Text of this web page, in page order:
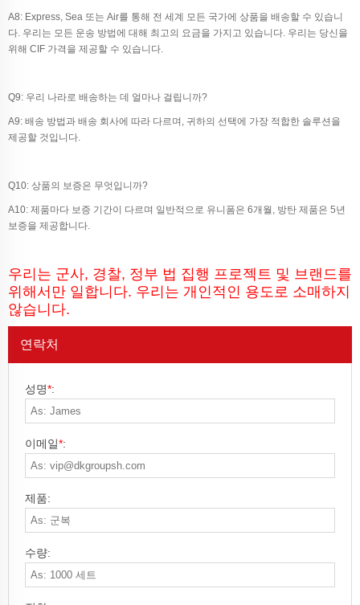
A8: Express, Sea 또는 Air를 통해 전 세계 모든 국가에 상품을 배송할 수 있습니
다. 우리는 모든 운송 방법에 대해 최고의 요금을 가지고 있습니다. 우리는 당신을
위해 CIF 가격을 제공할 수 있습니다.
Q9: 우리 나라로 배송하는 데 얼마나 걸립니까?
A9: 배송 방법과 배송 회사에 따라 다르며, 귀하의 선택에 가장 적합한 솔루션을
제공할 것입니다.
Q10: 상품의 보증은 무엇입니까?
A10: 제품마다 보증 기간이 다르며 일반적으로 유니폼은 6개월, 방탄 제품은 5년
보증을 제공합니다.
우리는 군사, 경찰, 정부 법 집행 프로젝트 및 브랜드를
위해서만 일합니다. 우리는 개인적인 용도로 소매하지
않습니다.
연락처
성명*:
이메일*:
제품:
수량: